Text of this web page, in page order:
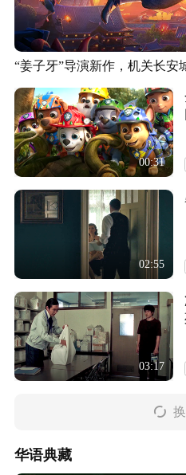
“姜子牙”导演新作，机关长安
00:31
02:55
03:17
华语典藏